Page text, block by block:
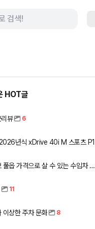
HOT글
뷰 6
년식 xDrive 40i M 스포츠 P1
아반떼 하브 풀옵 가격으로 살 수 있는 수입차 모아봤습니다 (중고 포함)
11
이상한 주차 문화 8